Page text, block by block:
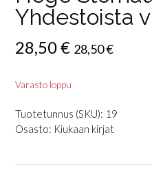
Yhdestoista
28,50€ 28,50€
Varasto loppu
Tuotetunnus (SKU): 19
Osasto: Kiukaan kirjat